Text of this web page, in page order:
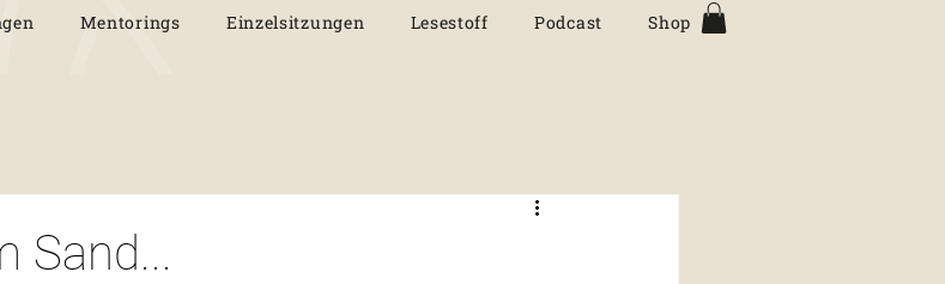
Mentorings Einzelsitzungen Lesestoff Podcast Shop
Sand...